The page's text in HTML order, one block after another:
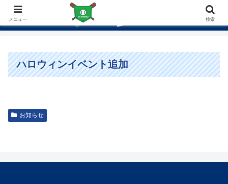
ハロウィンイベント追加
お知らせ
メニュー 検索